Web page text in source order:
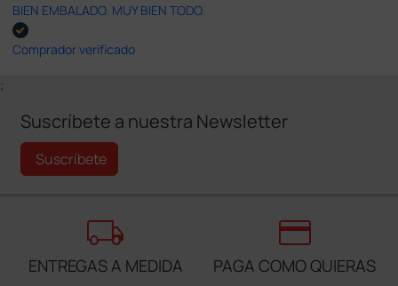
BIEN EMBALADO. MUY BIEN TODO.
Comprador verificado
;
Suscríbete a nuestra Newsletter
Suscríbete
local_shipping
ENTREGAS A MEDIDA
credit_card
PAGA COMO QUIERAS